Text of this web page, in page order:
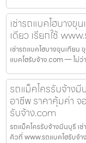
เช่ารถแบคโฮบางขุ
เดียว เรียกใช้
เช่ารถแบคโฮบางขุนเทียน
แบคโฮรับจ้าง.com — ไม่ว่
รถแม็คโครรับจ้าง
อาชีพ ราคาคุ้มค่า
รับจ้าง.com
รถแม็คโครรับจ้างมีนบุรี เ
คิวที่ www.รถแบคโฮรับจ้